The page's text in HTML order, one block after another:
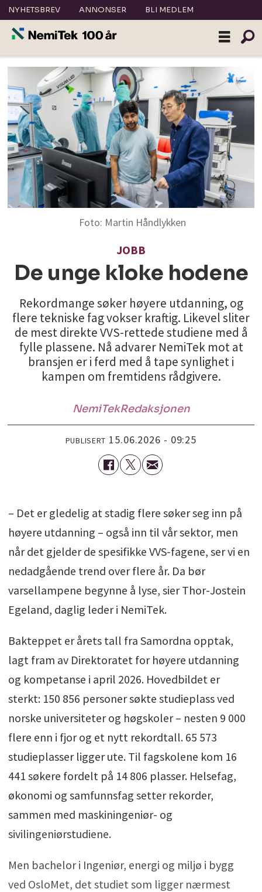
NYHETSBREV ANNONSER BLI MEDLEM
Foto: Martin Håndlykken
JOBB
De unge kloke hodene
Rekordmange søker høyere utdanning, og
flere tekniske fag vokser kraftig. Likevel sliter
de mest direkte VVS-rettede studiene med å
fylle plassene. Nå advarer NemiTek mot at
bransjen er i ferd med å tape synlighet i
kampen om fremtidens rådgivere.
NemiTekRedaksjonen
PUBLISERT 15.06.2026 - 09:25
– Det er gledelig at stadig flere søker seg inn på
høyere utdanning – også inn til vår sektor, men
når det gjelder de spesifikke VVS-fagene, ser vi en
nedadgående trend over flere år. Da bør
varsellampene begynne å lyse, sier Thor-Jostein
Egeland, daglig leder i NemiTek.
Bakteppet er årets tall fra Samordna opptak,
lagt fram av Direktoratet for høyere utdanning
og kompetanse i april 2026. Hovedbildet er
sterkt: 150 856 personer søkte studieplass ved
norske universiteter og høgskoler – nesten 9 000
flere enn i fjor og et nytt rekordtall. 65 573
studieplasser ligger ute. Til fagskolene kom 16
441 søkere fordelt på 14 806 plasser. Helsefag,
økonomi og samfunnsfag setter rekorder,
sammen med maskiningeniør- og
sivilingeniørstudiene.
Men bachelor i Ingeniør, energi og miljø i bygg
ved OsloMet, det studiet som ligger nærmest